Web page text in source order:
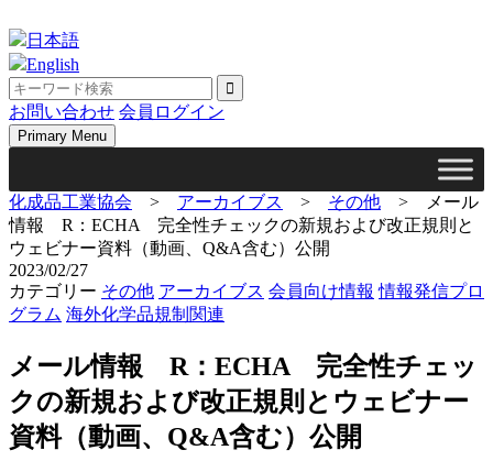
to
content
日本語
English
お問い合わせ 会員ログイン
Primary Menu
化成品工業協会 > アーカイブス > その他 >
メール
情報 R：ECHA 完全性チェックの新規および改正規則と
ウェビナー資料（動画、Q&A含む）公開
2023/02/27
カテゴリー その他 アーカイブス 会員向け情報 情報発信プロ
グラム 海外化学品規制関連
メール情報 R：ECHA 完全性チェッ
クの新規および改正規則とウェビナー
資料（動画、Q&A含む）公開